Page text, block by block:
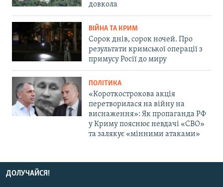
довкола
ВІЙНА ТА КРИМ
Сорок днів, сорок ночей. Про
результати кримської операції з
примусу Росії до миру
ПОЛІТИКА
«Короткострокова акція
перетворилася на війну на
виснаження»: Як пропаганда РФ
у Криму пояснює невдачі «СВО»
та залякує «мінними атаками»
ДОЛУЧАЙСЯ!